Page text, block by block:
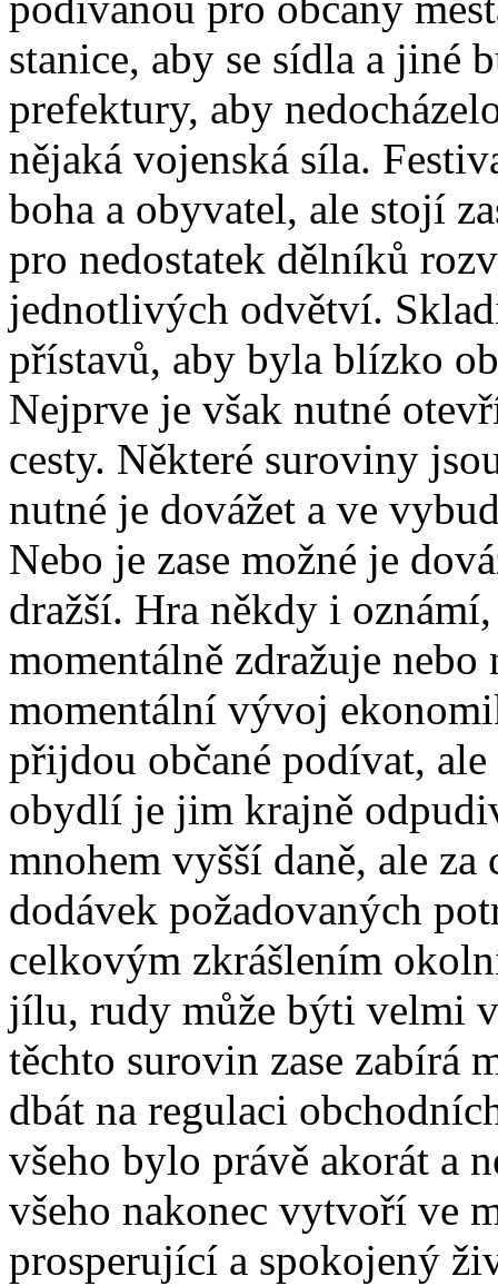
stanice, aby se sídla a jiné
prefektury, aby
nějaká vojenská síla.
boha a obyvatel, ale stojí
pro nedostatek dělníků
jednotlivých odvětví.
přístavů, aby byla blízko
Nejprve je však nutné
cesty. Některé suroviny
nutné je dovážet a ve
Nebo je zase možné je
dražší. Hra někdy i
momentálně zdražuje
momentální vývoj
přijdou občané podívat,
obydlí je jim krajně
mnohem vyšší daně, ale
dodávek požadovaných
celkovým zkrášlením
jílu, rudy může býti velmi
těchto surovin zase zabírá
dbát na regulaci
všeho bylo právě akorát a
všeho nakonec vytvoří ve
prosperující a spokojený